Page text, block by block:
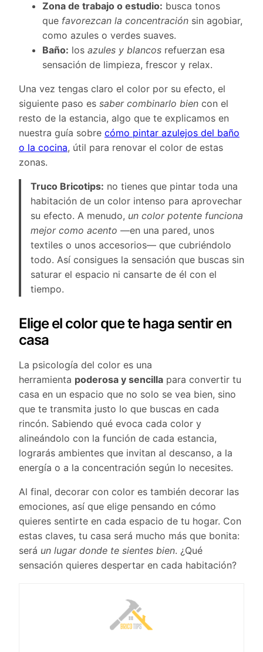
Zona de trabajo o estudio: busca tonos
que favorezcan la concentración sin agobiar,
como azules o verdes suaves.
Baño: los azules y blancos refuerzan esa
sensación de limpieza, frescor y relax.
Una vez tengas claro el color por su efecto, el
siguiente paso es saber combinarlo bien con el
resto de la estancia, algo que te explicamos en
nuestra guía sobre cómo pintar azulejos del baño
o la cocina, útil para renovar el color de estas
zonas.
Truco Bricotips: no tienes que pintar toda una
habitación de un color intenso para aprovechar
su efecto. A menudo, un color potente funciona
mejor como acento —en una pared, unos
textiles o unos accesorios— que cubriéndolo
todo. Así consigues la sensación que buscas sin
saturar el espacio ni cansarte de él con el
tiempo.
Elige el color que te haga sentir en
casa
La psicología del color es una
herramienta poderosa y sencilla para convertir tu
casa en un espacio que no solo se vea bien, sino
que te transmita justo lo que buscas en cada
rincón. Sabiendo qué evoca cada color y
alineándolo con la función de cada estancia,
lograrás ambientes que invitan al descanso, a la
energía o a la concentración según lo necesites.
Al final, decorar con color es también decorar las
emociones, así que elige pensando en cómo
quieres sentirte en cada espacio de tu hogar. Con
estas claves, tu casa será mucho más que bonita:
será un lugar donde te sientes bien. ¿Qué
sensación quieres despertar en cada habitación?